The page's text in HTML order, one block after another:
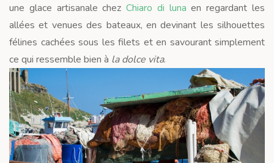
une glace artisanale chezChiaro di luna en regardant les
allées et venues des bateaux, en devinant les silhouettes
félines cachées sous les filets et en savourant simplement
ce qui ressemble bien à la dolce vita.